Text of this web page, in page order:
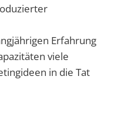
Erfahrung
viele
in die Tat